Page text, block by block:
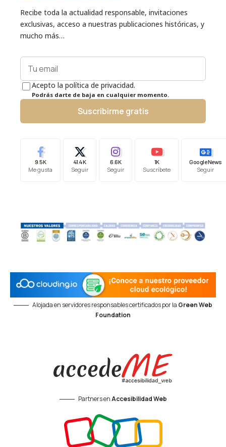
Recibe toda la actualidad responsable, invitaciones
exclusivas, acceso a nuestras publicaciones históricas, y
mucho más…
Acepto la política de privacidad.
Podrás darte de baja en cualquier momento.
Suscribirme gratis
9.5K
Me gusta
41.4K
Seguir
6.6K
Seguir
1K
Suscríbete
Google News
Seguir
Alojada en servidores responsables certificados por la Green Web
Foundation
Partners enAccesibilidad Web